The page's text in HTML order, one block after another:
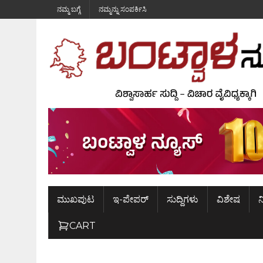
ನಮ್ಮ ಬಗ್ಗೆ ನಮ್ಮನ್ನು ಸಂಪರ್ಕಿಸಿ
ಮುಖಪುಟ ಇ-ಪೇಪರ್ ಸುದ್ದಿಗಳು ವಿಶೇಷ
CART